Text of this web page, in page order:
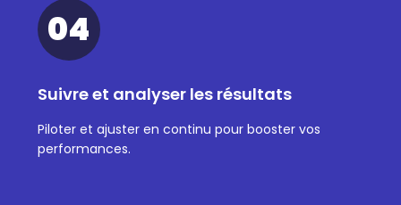
04
Suivre et analyser les résultats
Piloter et ajuster en continu pour booster vos
performances.